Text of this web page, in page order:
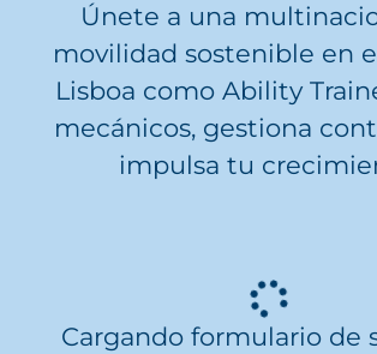
Únete a una
movilidad sostenible en
Lisboa como Ability
mecánicos, gestiona
impulsa tu
Cargando formulario de